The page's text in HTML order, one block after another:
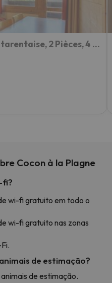
Appartement La Plagne-tarentaise, 2 Pièces, 4 Personnes - Fr-1-351-173
Cocon à la Plagne
fi?
wi-fi gratuito em todo o
wi-fi gratuito nas zonas
de estimação?
de estimação.